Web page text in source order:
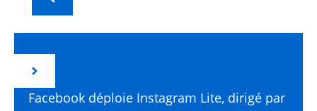
Facebook déploie Instagram Lite, dirigé par